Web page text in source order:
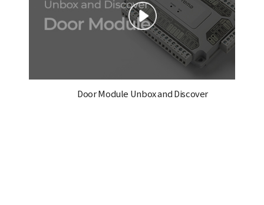
Door Module Unbox and Discover